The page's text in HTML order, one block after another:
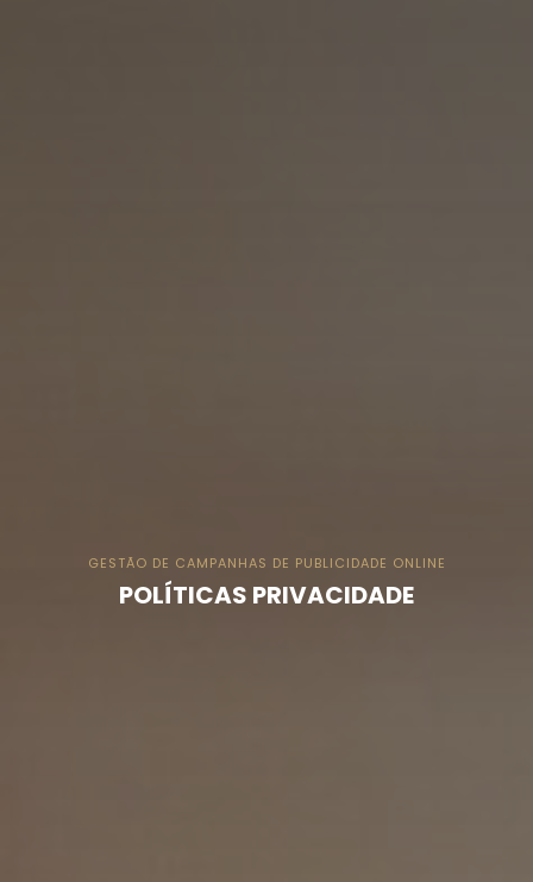
GESTÃO DE CAMPANHAS DE PUBLICIDADE ONLINE
POLÍTICAS PRIVACIDADE